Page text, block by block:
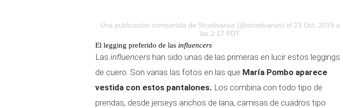
Una publicación compartida de Stradivarius (@stradivarius) el 23 Oct, 2019 a
las 2:17 PDT
El legging preferido de las influencers
Las influencers han sido unas de las primeras en lucir estos leggings
de cuero. Son varias las fotos en las que María Pombo aparece
vestida con estos pantalones. Los combina con todo tipo de
prendas, desde jerseys anchos de lana, camisas de cuadros tipo